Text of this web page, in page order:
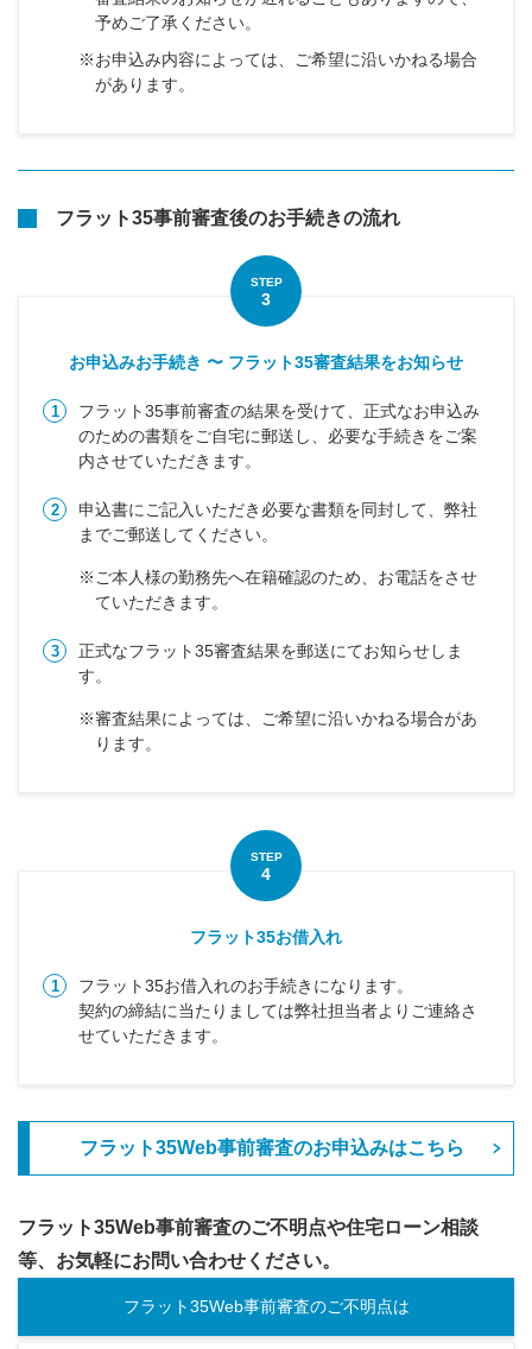
予めご了承ください。
※お申込み内容によっては、ご希望に沿いかねる場合
があります。
フラット35事前審査後のお手続きの流れ
STEP
3
お申込みお手続き 〜 フラット35審査結果をお知らせ
1
フラット35事前審査の結果を受けて、正式なお申込み
のための書類をご自宅に郵送し、必要な手続きをご案
内させていただきます。
2
申込書にご記入いただき必要な書類を同封して、弊社
までご郵送してください。
※ご本人様の勤務先へ在籍確認のため、お電話をさせ
ていただきます。
3
正式なフラット35審査結果を郵送にてお知らせしま
す。
※審査結果によっては、ご希望に沿いかねる場合があ
ります。
STEP
4
フラット35お借入れ
1
フラット35お借入れのお手続きになります。
契約の締結に当たりましては弊社担当者よりご連絡さ
せていただきます。
フラット35Web事前審査のお申込みはこちら
フラット35Web事前審査のご不明点や住宅ローン相談
等、お気軽にお問い合わせください。
フラット35Web事前審査のご不明点は